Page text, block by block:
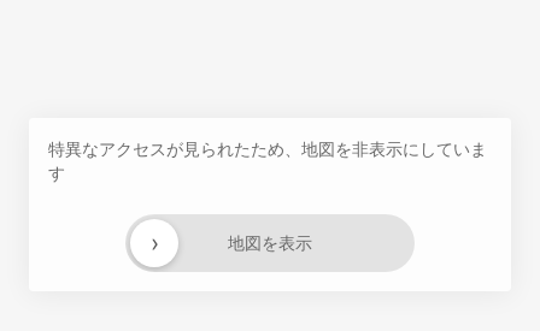
特異なアクセスが見られたため、地図を非表示にしていま
す
地図を表示
›